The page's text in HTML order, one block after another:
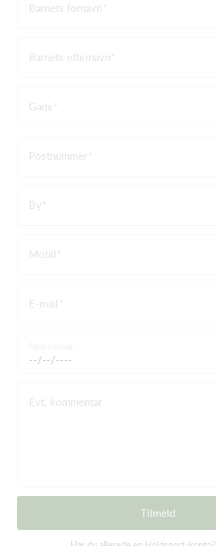
Barnets fornavn
Barnets efternavn
Gade
Postnummer
By
Mobil
E-mail
Evt. kommentar
Tilmeld